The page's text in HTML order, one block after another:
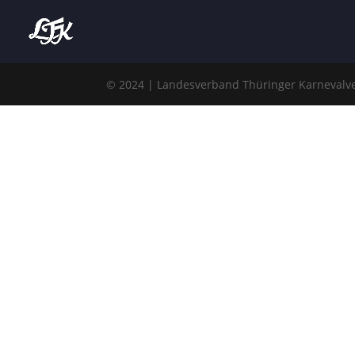
© 2024 | Landesverband Thüringer